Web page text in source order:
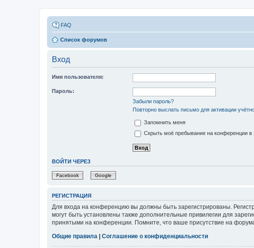
FAQ
Список форумов
Вход
Имя пользователя:
Пароль:
Забыли пароль?
Повторно выслать письмо для активации
Запомнить меня
Скрыть моё пребывание на конференции в
ВОЙТИ ЧЕРЕЗ
Facebook Google
РЕГИСТРАЦИЯ
Для входа на конференцию вы должны быть зарегистрированы.
могут быть установлены также дополнительные привилегии для
принятыми на конференции. Помните, что ваше присутствие на
Общие правила
Соглашение о конфиденциальности